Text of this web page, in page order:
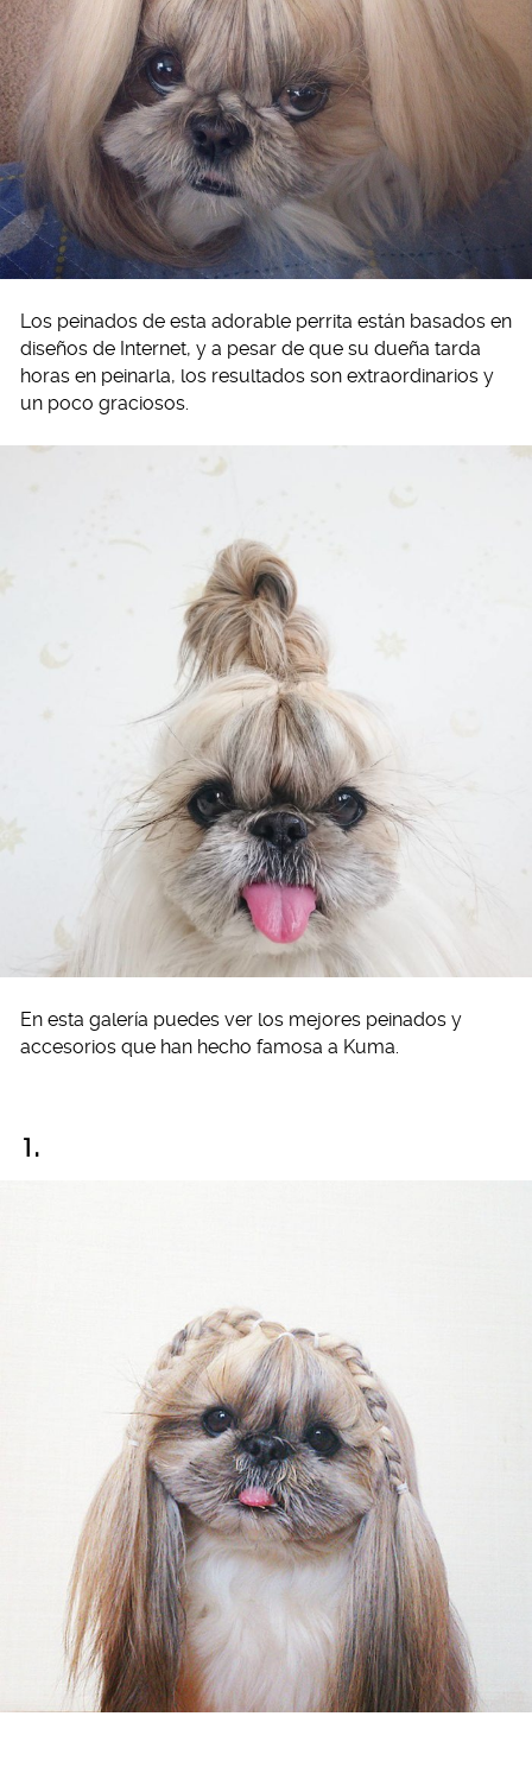
Los peinados de esta adorable perrita están basados en
diseños de Internet, y a pesar de que su dueña tarda
horas en peinarla, los resultados son extraordinarios y
un poco graciosos.
En esta galería puedes ver los mejores peinados y
accesorios que han hecho famosa a Kuma.
1.